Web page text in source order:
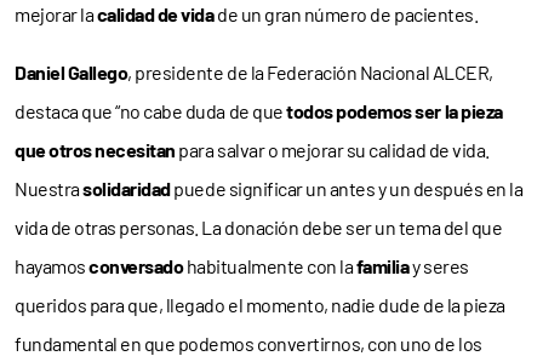
mejorar lacalidad de vidade un gran número de pacientes.
Daniel Gallego, presidente de la Federación Nacional ALCER,
destaca que “no cabe duda de quetodos podemos ser la pieza
que otros necesitan para salvar o mejorar su calidad de vida.
Nuestrasolidaridadpuede significar un antes y un después en la
vida de otras personas. La donación debe ser un tema del que
hayamosconversadohabitualmente con lafamiliay seres
queridos para que, llegado el momento, nadie dude de la pieza
fundamental en que podemos convertirnos, con uno de los